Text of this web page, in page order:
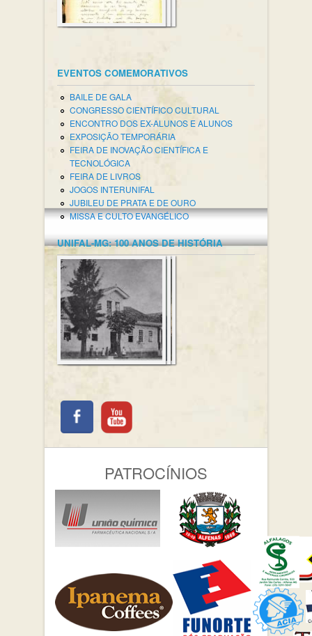
EVENTOS COMEMORATIVOS
BAILE DE GALA
CONGRESSO CIENTÍFICO CULTURAL
ENCONTRO DOS EX-ALUNOS E ALUNOS
EXPOSIÇÃO TEMPORÁRIA
FEIRA DE INOVAÇÃO CIENTÍFICA E
TECNOLÓGICA
FEIRA DE LIVROS
JOGOS INTERUNIFAL
JUBILEU DE PRATA E DE OURO
MISSA E CULTO EVANGÉLICO
UNIFAL-MG: 100 ANOS DE HISTÓRIA
PATROCÍNIOS